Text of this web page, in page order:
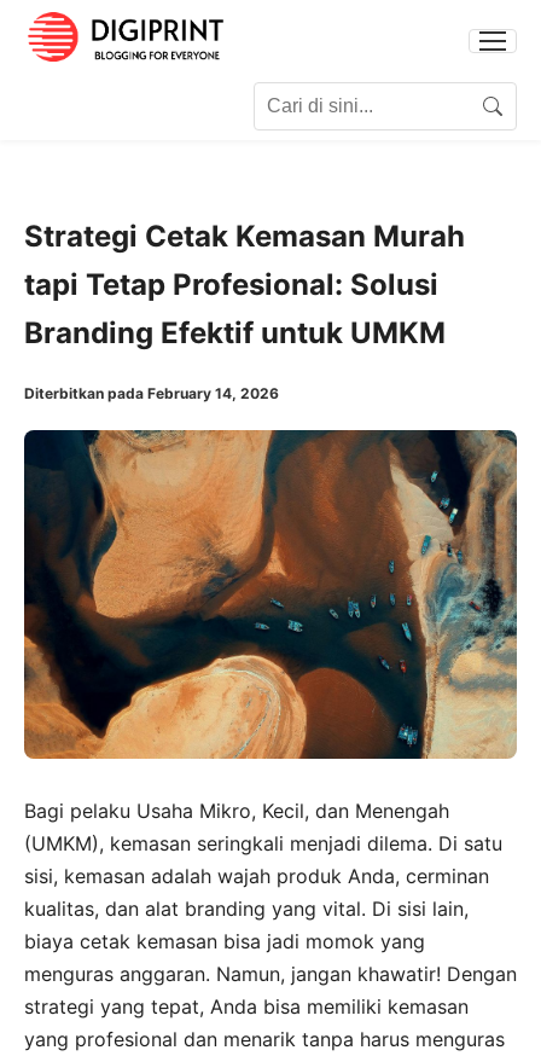
Search
Strategi Cetak Kemasan Murah
tapi Tetap Profesional: Solusi
Branding Efektif untuk UMKM
Diterbitkan pada February 14, 2026
Bagi pelaku Usaha Mikro, Kecil, dan Menengah
(UMKM), kemasan seringkali menjadi dilema. Di satu
sisi, kemasan adalah wajah produk Anda, cerminan
kualitas, dan alat branding yang vital. Di sisi lain,
biaya cetak kemasan bisa jadi momok yang
menguras anggaran. Namun, jangan khawatir! Dengan
strategi yang tepat, Anda bisa memiliki kemasan
yang profesional dan menarik tanpa harus menguras